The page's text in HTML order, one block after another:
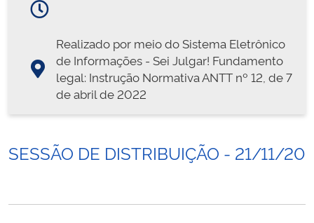
Realizado por meio do Sistema Eletrônico
de Informações - Sei Julgar! Fundamento
legal: Instrução Normativa ANTT nº 12, de 7
de abril de 2022
SESSÃO DE DISTRIBUIÇÃO - 21/11/